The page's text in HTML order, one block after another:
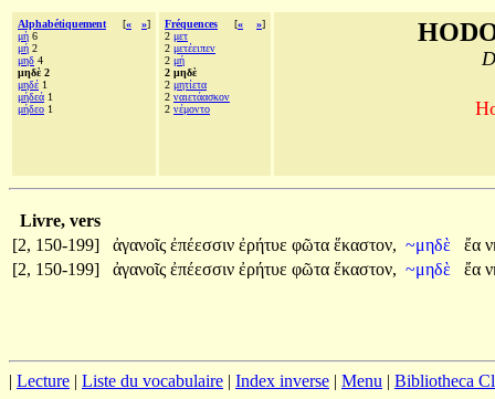
Alphabétiquement [« »]
μὴ 6
μή 2
μηδ 4
μηδὲ 2
μηδέ 1
μήδεά 1
μήδεο 1
Fréquences [« »]
2 μετ
2 μετέειπεν
2 μή
2 μηδὲ
2 μητίετα
2 ναιετάασκον
2 νέμοντο
Livre, vers
[2, 150-199]
ἀγανοῖς ἐπέεσσιν ἐρήτυε φῶτα ἕκαστον, ~μηδὲ ἔα
[2, 150-199]
ἀγανοῖς ἐπέεσσιν ἐρήτυε φῶτα ἕκαστον, ~μηδὲ ἔα
| Lecture | Liste du vocabulaire | Index inverse | Menu | Bibliotheca